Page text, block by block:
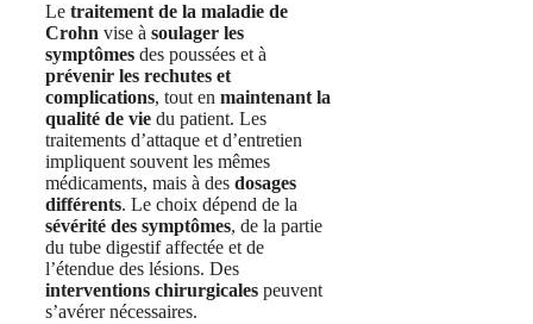
Le traitement de la maladie de
Crohn vise à soulager les
symptômes des poussées et à
prévenir les rechutes et
complications, tout en maintenant la
qualité de vie du patient. Les
traitements d’attaque et d’entretien
impliquent souvent les mêmes
médicaments, mais à des dosages
différents. Le choix dépend de la
sévérité des symptômes, de la partie
du tube digestif affectée et de
l’étendue des lésions. Des
interventions chirurgicales peuvent
s’avérer nécessaires.